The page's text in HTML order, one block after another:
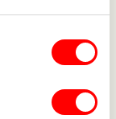
Kvaranog
jobber som